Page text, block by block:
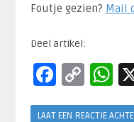
Foutje gezien? Mail
Deel artikel:
Copy
LAAT EEN REACTIE